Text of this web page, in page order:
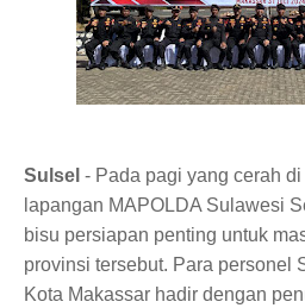
Sulsel - Pada pagi yang cerah
lapangan MAPOLDA Sulawesi
bisu persiapan penting untuk
provinsi tersebut. Para personel
Kota Makassar hadir dengan